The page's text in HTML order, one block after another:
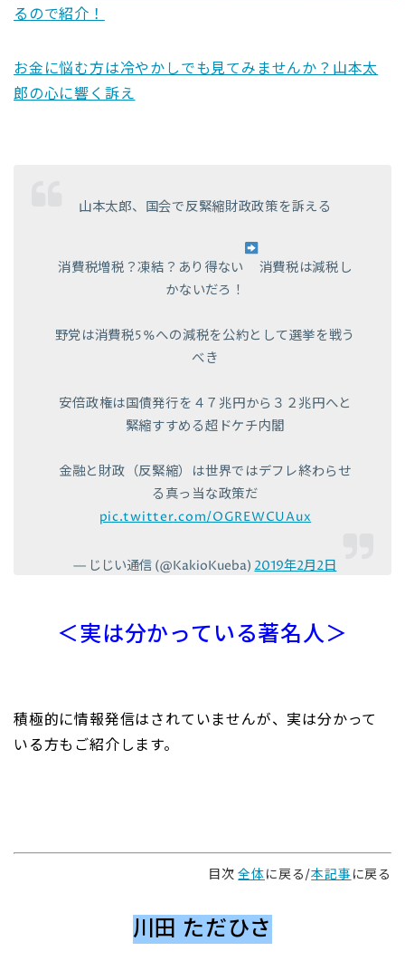
るので紹介！
お金に悩む方は冷やかしでも見てみませんか？山本太
郎の心に響く訴え
山本太郎、国会で反緊縮財政政策を訴える
消費税増税？凍結？あり得ない
消費税は減税し
かないだろ！
野党は消費税5%への減税を公約として選挙を戦う
べき
安倍政権は国債発行を４７兆円から３２兆円へと
緊縮すすめる超ドケチ内閣
金融と財政（反緊縮）は世界ではデフレ終わらせ
る真っ当な政策だ
pic.twitter.com/OGREWCUAux
— じじい通信 (@KakioKueba)2019年2月2日
＜実は分かっている著名人＞
積極的に情報発信はされていませんが、実は分かって
いる方もご紹介します。
目次全体に戻る/本記事 に戻る
川田 ただひさ